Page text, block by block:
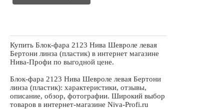
Купить Блок-фара 2123 Нива Шевроле левая
Бертони линза (пластик) в интернет магазине
Нива-Профи по выгодной цене.
Блок-фара 2123 Нива Шевроле левая Бертони
линза (пластик): характеристики, отзывы,
описание, обзор, фотографии. Широкий выбор
товаров в интернет-магазине Niva-Profi.ru